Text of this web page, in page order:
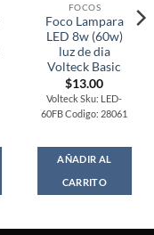
FOCOS
Foco Lampara
LED 8w (60w)
luz de dia
Volteck Basic
$13.00
Volteck Sku: LED-
60FB Codigo: 28061
AÑADIR AL
CARRITO